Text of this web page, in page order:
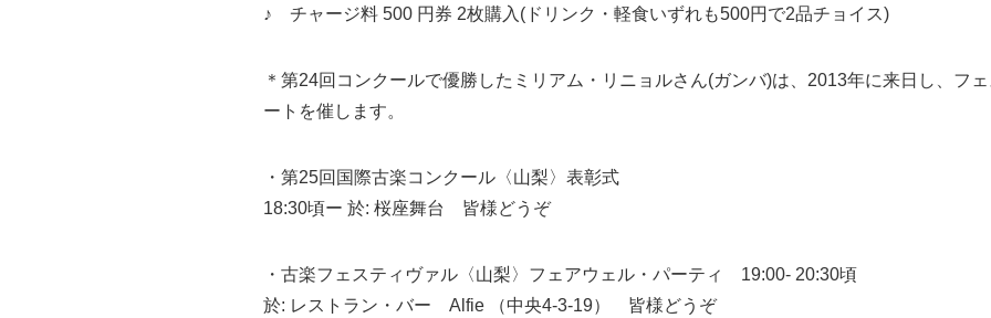
♪ チャージ料 500 円券 2枚購入(ドリンク・軽食いずれも500円で2品チョイス)
＊第24回コンクールで優勝したミリアム・リニョルさん(ガンバ)は、2013年に来日し、フ
ートを催します。
・第25回国際古楽コンクール〈山梨〉表彰式
18:30頃ー 於: 桜座舞台 皆様どうぞ
・古楽フェスティヴァル〈山梨〉フェアウェル・パーティ 19:00- 20:30頃
於: レストラン・バー Alfie （中央4-3-19） 皆様どうぞ